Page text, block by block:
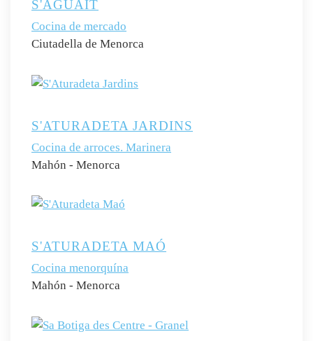
S'AGUAIT
Cocina de mercado
Ciutadella de Menorca
S'ATURADETA JARDINS
Cocina de arroces. Marinera
Mahón - Menorca
S'ATURADETA MAÓ
Cocina menorquína
Mahón - Menorca